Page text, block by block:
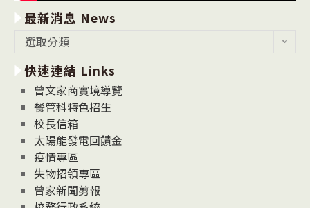
最新消息 News
消
息
News
選取分類
快速連結 Links
曾文家商實境導覽
餐管科特色招生
校長信箱
太陽能發電回饋金
疫情專區
失物招領專區
曾家新聞剪報